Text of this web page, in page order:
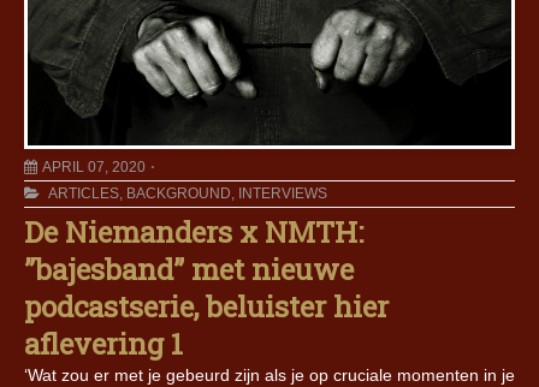
APRIL 07, 2020
ARTICLES, BACKGROUND, INTERVIEWS
De Niemanders x NMTH:
”bajesband” met nieuwe
podcastserie, beluister hier
aflevering 1
‘Wat zou er met je gebeurd zijn als je op cruciale momenten in je